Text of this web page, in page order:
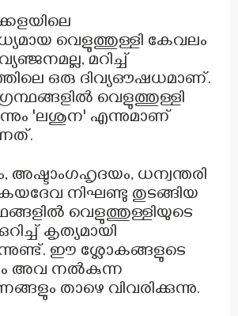
വെളുത്തുള്ളി കേവലം
മറിച്ച്
ഒരു ദിവ്യഔഷധമാണ്.
വെളുത്തുള്ളി
'ലശുന' എന്നുമാണ്
അഷ്ടാംഗഹൃദയം, ധന്വന്തരി
നിഘണ്ടു തുടങ്ങിയ
വെളുത്തുള്ളിയുടെ
കൃത്യമായി
ഈ ശ്ലോകങ്ങളുടെ
അവ നൽകുന്ന
താഴെ വിവരിക്കുന്നു.